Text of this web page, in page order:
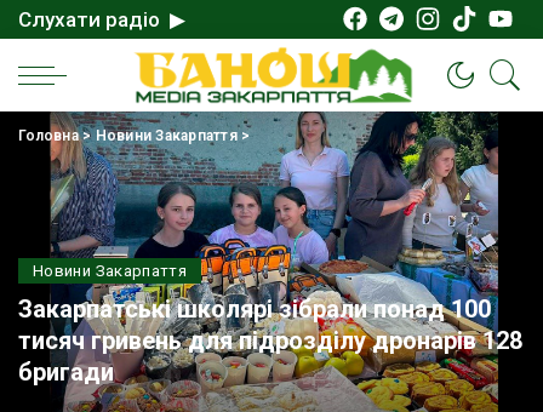
Слухати радіо ▶
Головна> Новини Закарпаття>
Новини Закарпаття
Закарпатські школярі зібрали понад 100
тисяч гривень для підрозділу дронарів 128
бригади